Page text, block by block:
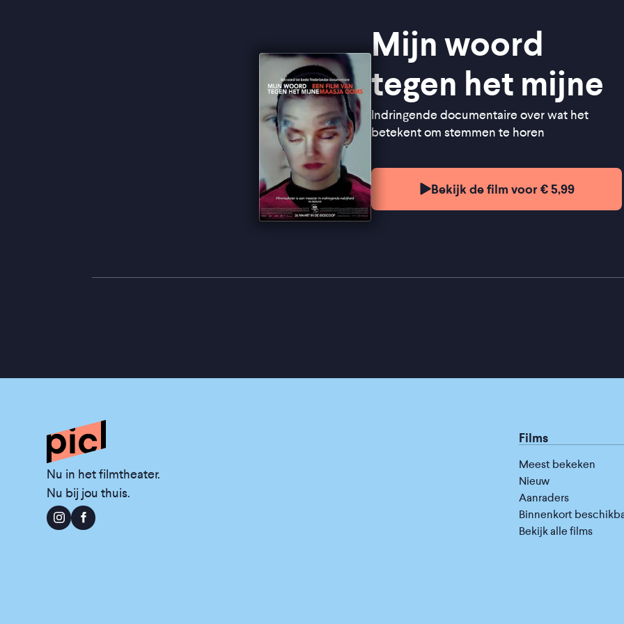
Mijn woord
tegen het mijne
Indringende documentaire over wat het
betekent om stemmen te horen
Bekijk de film voor € 5,99
Nu in het filmtheater.
Nu bij jou thuis.
Films
Meest bekeken
Nieuw
Aanraders
Binnenkort
Bekijk alle films